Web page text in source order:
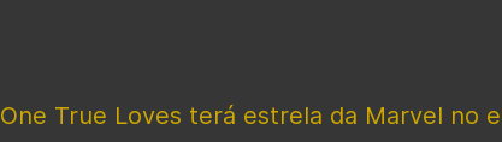
One True Loves terá estrela da Marvel no